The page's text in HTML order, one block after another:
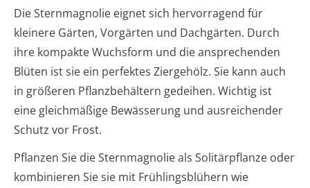
Die Sternmagnolie eignet sich hervorragend für
kleinere Gärten, Vorgärten und Dachgärten. Durch
ihre kompakte Wuchsform und die ansprechenden
Blüten ist sie ein perfektes Ziergehölz. Sie kann auch
in größeren Pflanzbehältern gedeihen. Wichtig ist
eine gleichmäßige Bewässerung und ausreichender
Schutz vor Frost.
Pflanzen Sie die Sternmagnolie als Solitärpflanze oder
kombinieren Sie sie mit Frühlingsblühern wie